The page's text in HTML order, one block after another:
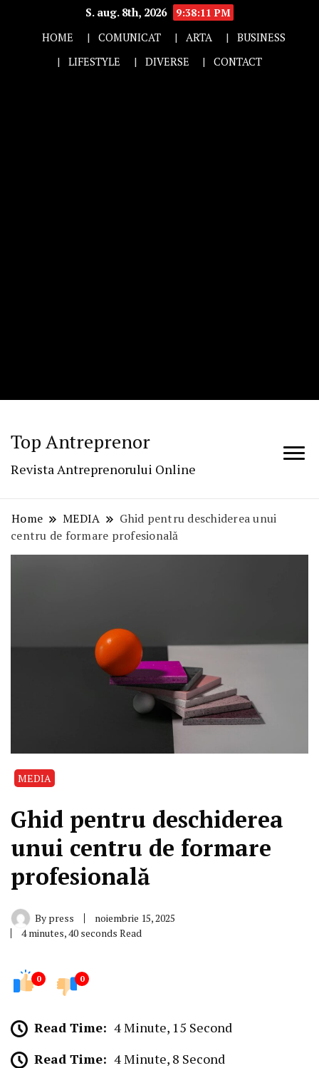
S. aug. 8th, 2026
9:38:12 PM
HOME
COMUNICAT ARTA
BUSINESS
LIFESTYLE
DIVERSE CONTACT
Top Antreprenor
Revista Antreprenorului Online
Home MEDIA
Ghid pentru deschiderea unui
centru de formare profesională
MEDIA
Ghid pentru deschiderea
unui centru de formare
profesională
By press
noiembrie 15, 2025
4 minutes, 40 seconds Read
0 0
Read Time: 4 Minute, 15 Second
Read Time: 4 Minute, 8 Second